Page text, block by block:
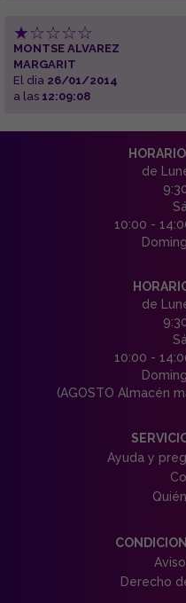
★☆☆☆☆
MONTSE ALVAREZ
MARGARIT
El dia 26/01/2014
a las 12:09:08
de
10:00 -
de
10:00 -
(AGOSTO Almacén
Ayuda y
Derecho